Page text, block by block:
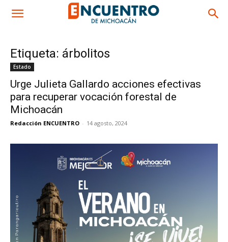
Etiqueta: árbolitos
Estado
Urge Julieta Gallardo acciones efectivas
para recuperar vocación forestal de
Michoacán
Redacción ENCUENTRO - 14 agosto, 2024